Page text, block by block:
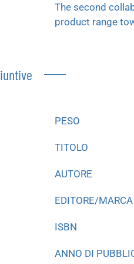
The second
product range
PESO
TITOLO
AUTORE
EDITORE/MARCA
ISBN
ANNO DI